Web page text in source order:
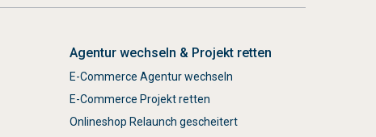
Agentur wechseln & Projekt retten
E-Commerce Agentur wechseln
E-Commerce Projekt retten
Onlineshop Relaunch gescheitert